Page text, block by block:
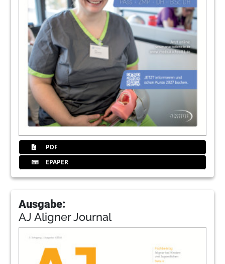
PDF
EPAPER
Ausgabe:
AJ Aligner Journal